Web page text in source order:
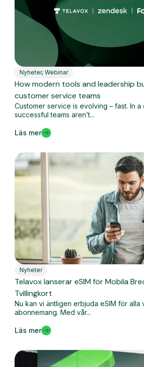
Nyheter, Webinar
How modern tools and leadership
customer service teams
Customer service is evolving – fast. In a
successful teams aren’t...
Läs mer
Nyheter
Telavox lanserar eSIM för Mobila
Tvillingkort
Nu kan vi äntligen erbjuda eSIM för alla
abonnemang. Med vår...
Läs mer